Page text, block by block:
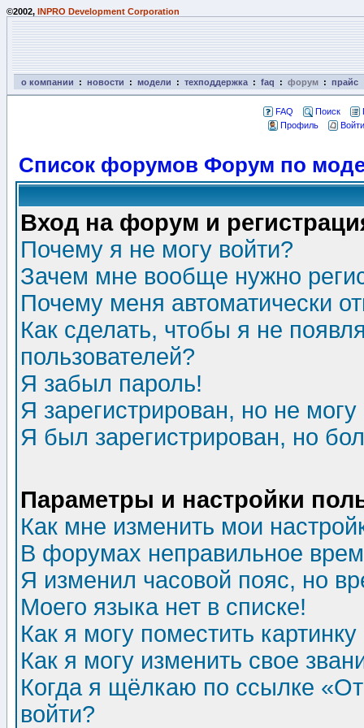
©2002, INPRO Development Corporation
о компании : новости : модели : техподдержка : faq : форум : прайс
FAQ Поиск
Профиль
Список форумов Форум по
Вход на форум и
Почему я не могу войти?
Зачем мне вообще нужно
Почему меня автоматически
Как сделать, чтобы я не
пользователей?
Я забыл пароль!
Я зарегистрирован, но не могу
Я был зарегистрирован, но
Параметры и настройки
Как мне изменить мои
В форумах неправильное
Я изменил часовой пояс, но
Моего языка нет в списке!
Как я могу поместить
Как я могу изменить свое
Когда я щёлкаю по ссылке
войти?